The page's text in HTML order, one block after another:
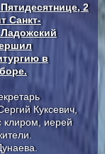
2
Санкт-
Ладожский
в
Куксевич,
клиром, иерей